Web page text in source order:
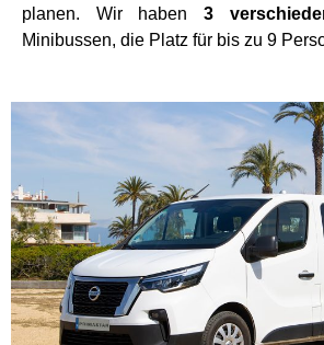
planen. Wir haben 3
Minibussen, die Platz für bis zu 9